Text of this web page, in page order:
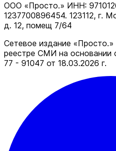
ООО «Просто.» ИНН:
1237700896454. 123112, г.
д. 12, помещ 7/64
Сетевое издание «Просто.»
реестре СМИ на
77 - 91047 от 18.03.2026 г.